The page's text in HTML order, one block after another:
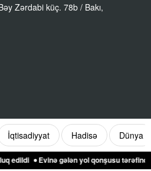
Zərdabi küç. 78b / Bakı,
İqtisadiyyat Hadisə Dünya
Evinə gələn yol qonşusu tərəfindən zəbt